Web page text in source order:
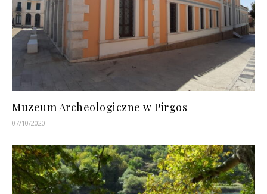
Muzeum Archeologiczne w Pirgos
07/10/2020